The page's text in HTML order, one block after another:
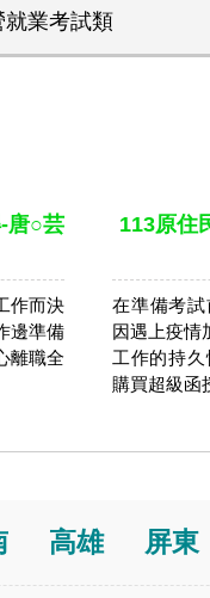
就業考試類
唐○芸
作而決
邊準備
離職全
113原住
在準備考試
因遇上疫情
工作的持
購買超級函
高雄 屏東